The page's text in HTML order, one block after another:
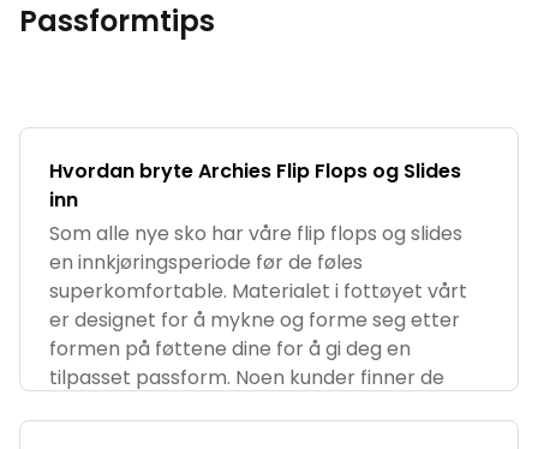
Passformtips
Hvordan bryte Archies Flip Flops og Slides
inn
Som alle nye sko har våre flip flops og slides
en innkjøringsperiode før de føles
superkomfortable. Materialet i fottøyet vårt
er designet for å mykne og forme seg etter
formen på føttene dine for å gi deg en
tilpasset passform. Noen kunder finner de